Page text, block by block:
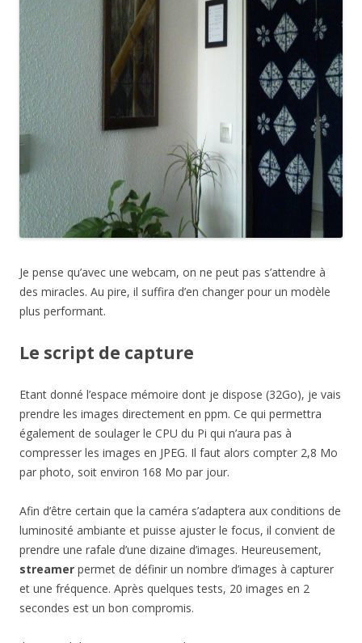
Je pense qu’avec une webcam, on ne peut pas s’attendre à
des miracles. Au pire, il suffira d’en changer pour un modèle
plus performant.
Le script de capture
Etant donné l’espace mémoire dont je dispose (32Go), je vais
prendre les images directement en ppm. Ce qui permettra
également de soulager le CPU du Pi qui n’aura pas à
compresser les images en JPEG. Il faut alors compter 2,8 Mo
par photo, soit environ 168 Mo par jour.
Afin d’être certain que la caméra s’adaptera aux conditions de
luminosité ambiante et puisse ajuster le focus, il convient de
prendre une rafale d’une dizaine d’images. Heureusement,
streamer permet de définir un nombre d’images à capturer
et une fréquence. Après quelques tests, 20 images en 2
secondes est un bon compromis.